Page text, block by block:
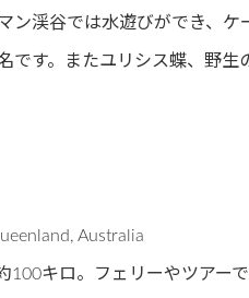
ン渓谷では水遊びができ、
です。またユリシス蝶、野
Australia
100キロ。フェリーやツアーで